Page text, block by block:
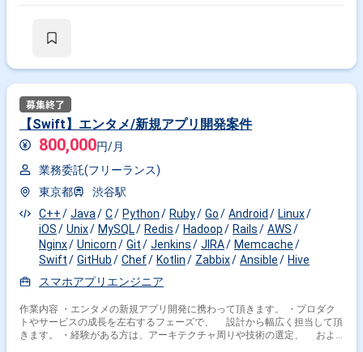
【Swift】エンタメ/新規アプリ開発案件
800,000円/月
業務委託(フリーランス)
東京都
渋谷駅
C++
Java C Python Ruby Go Android
Linux
iOS
Unix MySQL Redis Hadoop Rails
AWS
Nginx
Unicorn Git Jenkins JIRA
Memcache
Swift
GitHub Chef Kotlin Zabbix Ansible
Hive
スマホアプリエンジニア
作業内容 ・エンタメの新規アプリ開発に携わって頂きます。 ・プロダク
トやサービスの成長を左右するフェーズで、 設計から幅広く担当して頂
きます。 ・経験がある方は、アーキテクチャ周りや技術の選定、 およ